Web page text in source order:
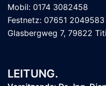
Mobil: 0174 3082458
Festnetz: 07651 2049583
Glasbergweg 7, 79822
LEITUNG.